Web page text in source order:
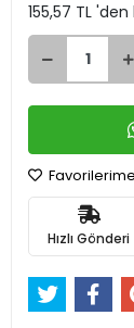
155,57 TL
Hızlı Gönderi